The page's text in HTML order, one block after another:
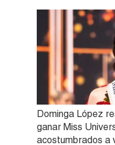
Dominga López
ganar Miss
acostumbrados a